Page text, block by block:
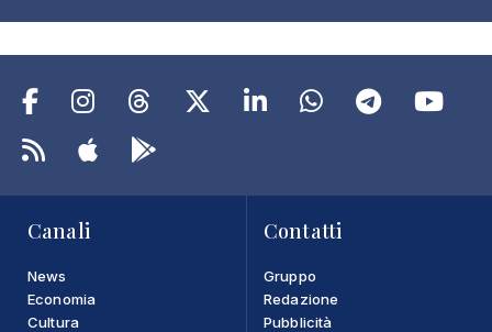
Canali
News
Economia
Cultura
Contatti
Gruppo
Redazione
Pubblicità